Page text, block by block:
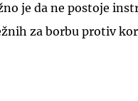
je da ne postoje
za borbu protiv